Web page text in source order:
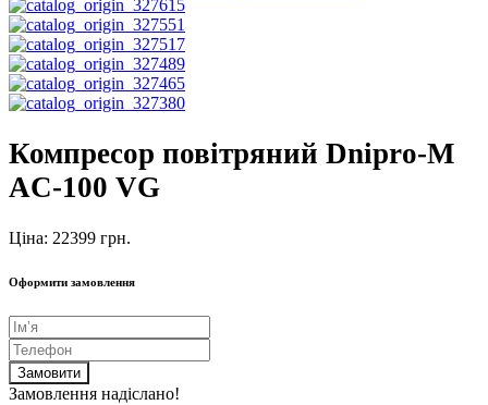
Компресор повітряний Dnipro-M
AC-100 VG
Ціна: 22399 грн.
Оформити замовлення
Замовити
Замовлення надіслано!